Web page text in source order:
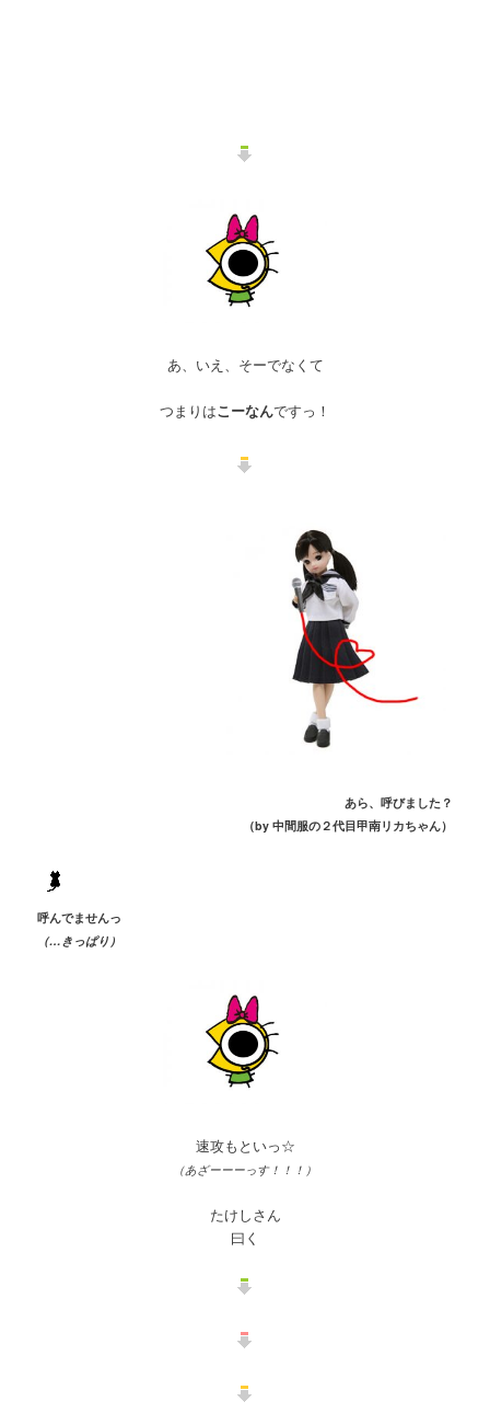
あ、いえ、そーでなくて
つまりはこーなんですっ！
あら、呼びました？
（by 中間服の２代目甲南リカちゃん）
呼んでませんっ
（…きっぱり）
速攻もといっ☆
（あざーーーっす！！！）
たけしさん
曰く